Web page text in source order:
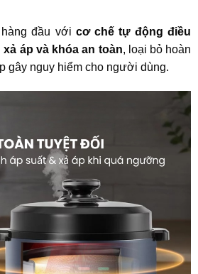
đầu với cơ chế tự động điều
áp và khóa an toàn, loại bỏ hoàn
gây nguy hiểm cho người dùng.